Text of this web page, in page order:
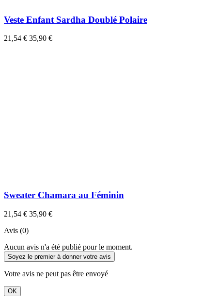
Veste Enfant Sardha Doublé Polaire
21,54 € 35,90 €
Sweater Chamara au Féminin
21,54 € 35,90 €
Avis (0)
Aucun avis n'a été publié pour le moment.
Soyez le premier à donner votre avis
Votre avis ne peut pas être envoyé
OK